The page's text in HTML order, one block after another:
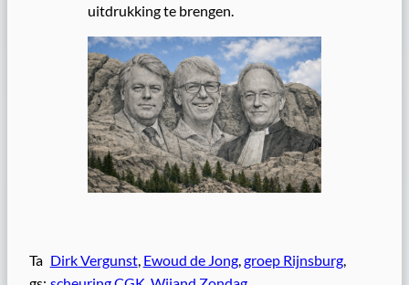
uitdrukking te brengen.
Ta Dirk Vergunst, Ewoud de Jong, groep Rijnsburg,